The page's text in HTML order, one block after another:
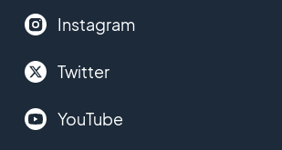
Instagram
Twitter
YouTube